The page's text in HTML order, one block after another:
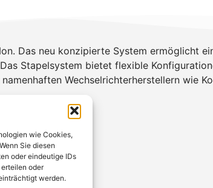
wie Cookies,
Sie diesen
oder eindeutige IDs
oder
werden.
Das neu konzipierte System ermöglicht
Stapelsystem bietet flexible
Wechselrichterherstellern wie